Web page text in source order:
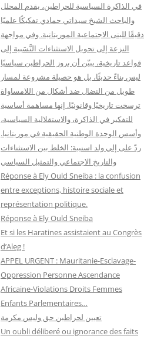
في الذاكرة السياسية للحراطين، يقدم المحلل
والباحث الشيخ سيداتي حمادي تفكيكًا علميًا
دقيقًا للبنى الاجتماعية الموريتانية. وفي مواجهة
النزعة إلى تحويل الاستثناءات النَّسَبية إلى
قواعد تاريخية، يبيّن أن بروز الحراطين سياسيًا
ليس بناءً حديثًا، بل هو حصيلة مشروعة لمسار
طويل من النضال ضد أشكال من اللامساواة
ترسخت تاريخيًا وقانونيًا. إنها مساهمة أساسية
للتفكير في الذاكرة، والاستقلالية السياسية،
وأسس الوحدة الوطنية الحقيقية في موريتانيا.
ردّ على إلي ولد اسنيبة: الخلط بين الاستثناءات
والتاريخ الاجتماعي والتمثيل السياسي
Réponse à Ely Ould Sneiba : la confusion
entre exceptions, histoire sociale et
représentation politique.
Réponse à Ely Ould Sneiba
Et si les Haratines assistaient au Congrès
d’Aleg !
APPEL URGENT : Mauritanie-Esclavage-
Oppression Personne Ascendance
Africaine-Violations Droits Femmes
Enfants Parlementaires…
تعيين لحراطين حق وليس مكرمة
Un oubli déliberé ou ignorance des faits